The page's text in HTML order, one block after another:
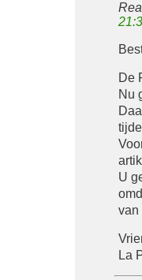
De
Nu
U
van
La